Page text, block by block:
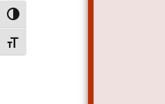
Alternar alto contraste
Alternar tamanho da fonte